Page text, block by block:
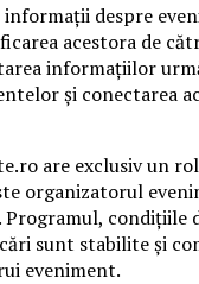
informații despre
acestora de
informațiilor
și conectarea
are exclusiv un
organizatorul
Programul, condițiile
sunt stabilite și
eveniment.